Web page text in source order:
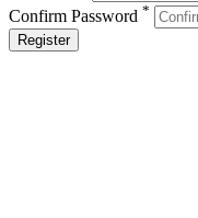
Confirm Password *
Register